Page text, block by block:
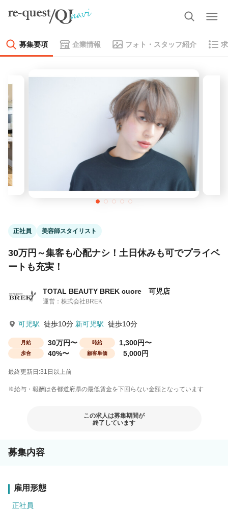
募集要項 企業情報 フォト・スタッフ紹介
正社員 美容師スタイリスト
30万円～集客も心配ナシ！土日休みも可でプライベ
ートも充実！
TOTAL BEAUTY BREK cuore 可児店
運営：株式会社BREK
可児駅 徒歩10分 新可児駅 徒歩10分
月給 30万円〜 時給 1,300円〜
歩合 40%〜 顧客単価 5,000円
最終更新日:31日以上前
※給与・報酬は各都道府県の最低賃金を下回らない金額となっています
この求人は募集期間が
終了しています
募集内容
雇用形態
正社員